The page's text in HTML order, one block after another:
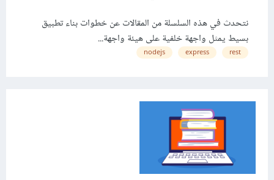
نتحدث في هذه السلسلة من المقالات عن خطوات بناء تطبيق
بسيط يمثل واجهة خلفية على هيئة واجهة...
rest
express
nodejs